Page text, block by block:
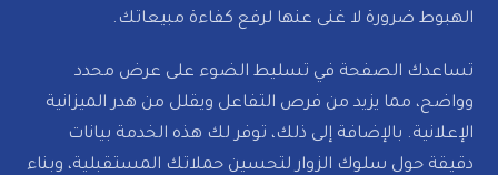
ضرورة لا غنى عنها لرفع كفاءة مبيعاتك.
الصفحة في تسليط الضوء على عرض محدد
مما يزيد من فرص التفاعل ويقلل من هدر الميزانية
بالإضافة إلى ذلك، توفر لك هذه الخدمة بيانات
حول سلوك الزوار لتحسين حملاتك المستقبلية، وبناء